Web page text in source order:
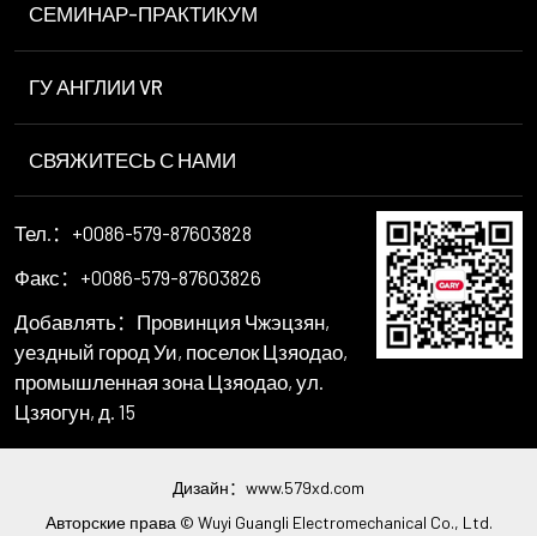
СЕМИНАР-ПРАКТИКУМ
ГУ АНГЛИИ VR
СВЯЖИТЕСЬ С НАМИ
Тел.：+0086-579-87603828
Факс：+0086-579-87603826
Добавлять：Провинция Чжэцзян,
уездный город Уи, поселок Цзяодао,
промышленная зона Цзяодао, ул.
Цзяогун, д. 15
Дизайн： www.579xd.com
Авторские права © Wuyi Guangli Electromechanical Co., Ltd.